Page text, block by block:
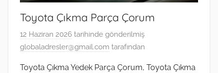
Toyota Çıkma Parça Çorum
12 Haziran 2026 tarihinde gönderilmiş
globaladresler@gmail.com tarafından
Toyota Çıkma Yedek Parça Çorum, Toyota Çıkma